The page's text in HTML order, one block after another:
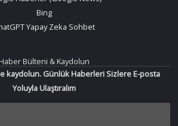
Bing
Yapay Zeka Sohbet
Bülteni & Kaydolun
kaydolun. Günlük Haberleri Sizlere E-posta
Yoluyla Ulaştıralım